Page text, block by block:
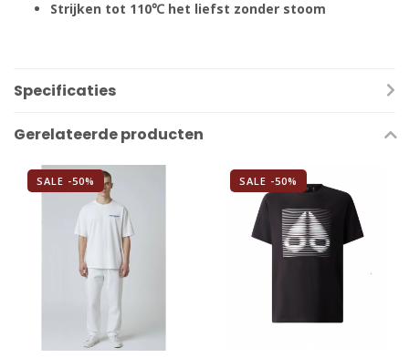
Strijken tot 110℃ het liefst zonder stoom
Specificaties
Gerelateerde producten
SALE -50% SALE -50%